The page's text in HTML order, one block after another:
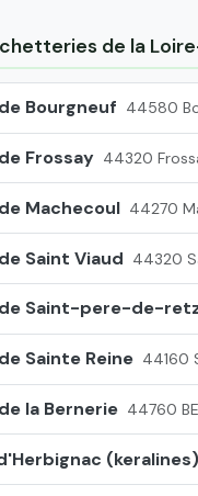
de la
Bourgneuf 44580
Frossay 44320
Machecoul 44270
Saint Viaud 44320
Saint-pere-de-
Sainte Reine 44160
la Bernerie 44760
(keralines)